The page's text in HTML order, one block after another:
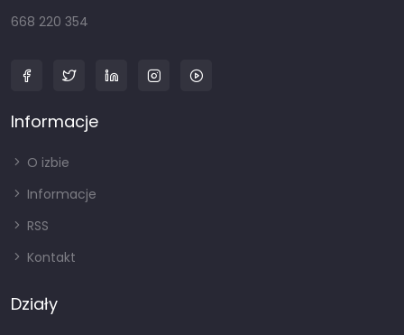
668 220 354
Informacje
O izbie
Informacje
RSS
Kontakt
Działy